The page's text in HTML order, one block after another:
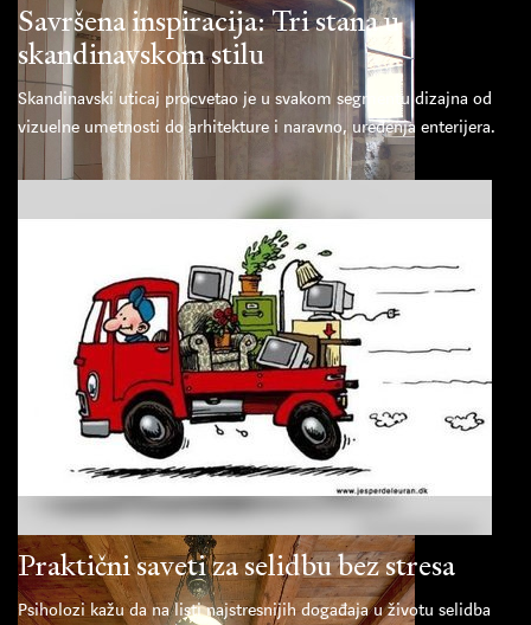
Savršena inspiracija: Tri stana u
skandinavskom stilu
Skandinavski uticaj procvetao je u svakom segmentu dizajna od
vizuelne umetnosti do arhitekture i naravno, uređenja enterijera.
Praktični saveti za selidbu bez stresa
Psiholozi kažu da na listi najstresnijih događaja u životu selidba